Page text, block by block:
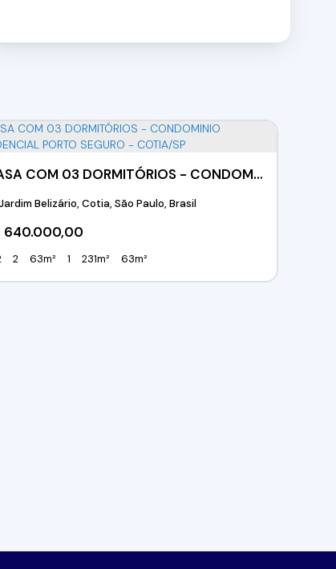
CASA COM 03 DORMITÓRIOS - CONDOMINIO RESIDENCIAL PORTO SEGURO - COTIA/SP
640.000,00
Belizário, Cotia, São Paulo, Brasil
2 63m² 1 231m² 63m²